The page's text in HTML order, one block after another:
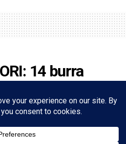
14 burra
nuk u gjetën më